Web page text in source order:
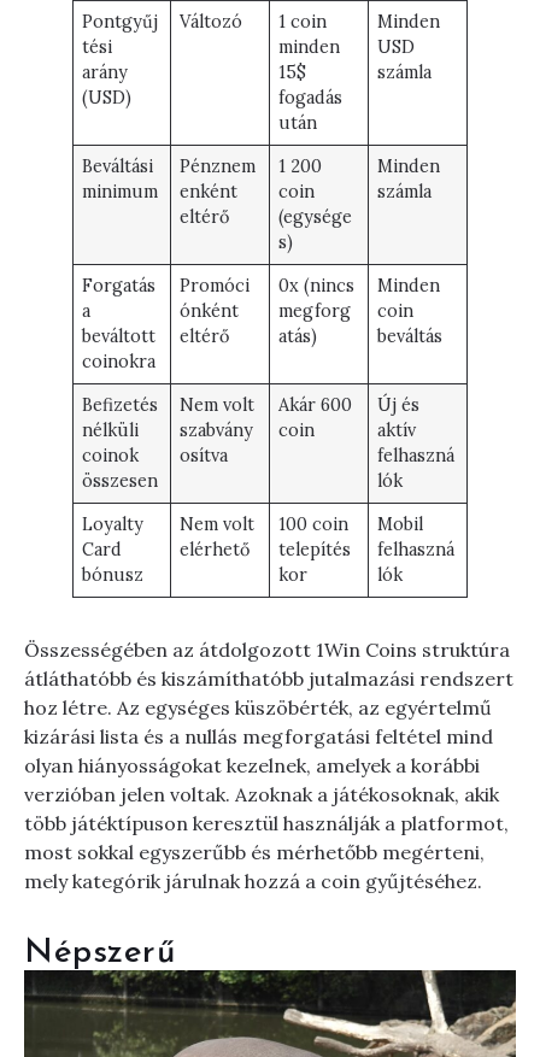
Pontgyűj
tési
arány
(USD)
Változó
1 coin
minden
15$
fogadás
után
Minden
USD
számla
Beváltási
minimum
Pénznem
enként
eltérő
1 200
coin
(egysége
s)
Minden
számla
Forgatás
a
beváltott
coinokra
Promóci
ónként
eltérő
0x (nincs
megforg
atás)
Minden
coin
beváltás
Befizetés
nélküli
coinok
összesen
Nem volt
szabvány
osítva
Akár 600
coin
Új és
aktív
felhaszná
lók
Loyalty
Card
bónusz
Nem volt
elérhető
100 coin
telepítés
kor
Mobil
felhaszná
lók
Összességében az átdolgozott 1Win Coins struktúra
átláthatóbb és kiszámíthatóbb jutalmazási rendszert
hoz létre. Az egységes küszöbérték, az egyértelmű
kizárási lista és a nullás megforgatási feltétel mind
olyan hiányosságokat kezelnek, amelyek a korábbi
verzióban jelen voltak. Azoknak a játékosoknak, akik
több játéktípuson keresztül használják a platformot,
most sokkal egyszerűbb és mérhetőbb megérteni,
mely kategórik járulnak hozzá a coin gyűjtéséhez.
Népszerű